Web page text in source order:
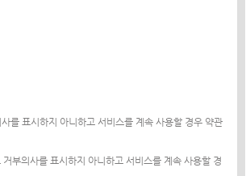
를 표시하지 아니하고 서비스를 계속 사용할 경우 약관
부의사를 표시하지 아니하고 서비스를 계속 사용할 경